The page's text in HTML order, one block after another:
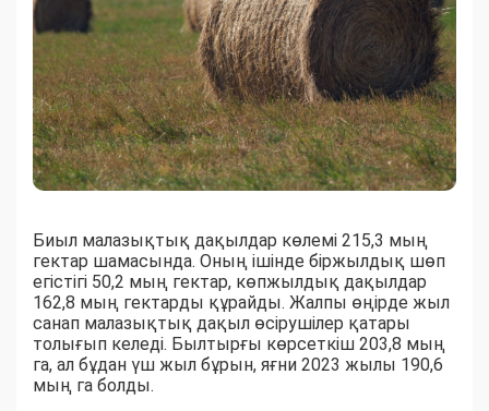
Биыл малазықтық дақылдар көлемі 215,3 мың
гектар шамасында. Оның ішінде біржылдық шөп
егістігі 50,2 мың гектар, көпжылдық дақылдар
162,8 мың гектарды құрайды. Жалпы өңірде жыл
санап малазықтық дақыл өсірушілер қатары
толығып келеді. Былтырғы көрсеткіш 203,8 мың
га, ал бұдан үш жыл бұрын, яғни 2023 жылы 190,6
мың га болды.